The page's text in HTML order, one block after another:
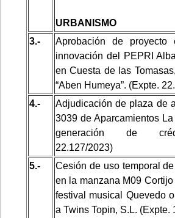
URBANISMO
3.-
Aprobación de
innovación del PEPRI
en Cuesta de las
“Aben Humeya”. (Expte.
4.-
Adjudicación de plaza de
3039 de Aparcamientos
generación de
22.127/2023)
5.-
Cesión de uso temporal
en la manzana M09
festival musical Quevedo
a Twins Topin, S.L. (Expte.